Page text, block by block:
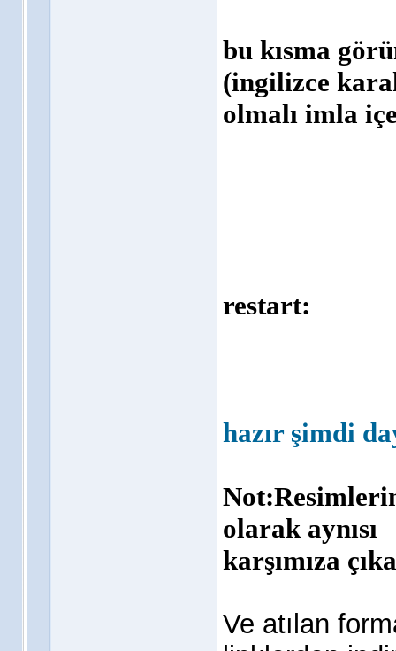
bu kısma
(ingilizce
olmalı imla
restart:
hazır şimdi
olarak aynısı
karşımıza
Ve atılan